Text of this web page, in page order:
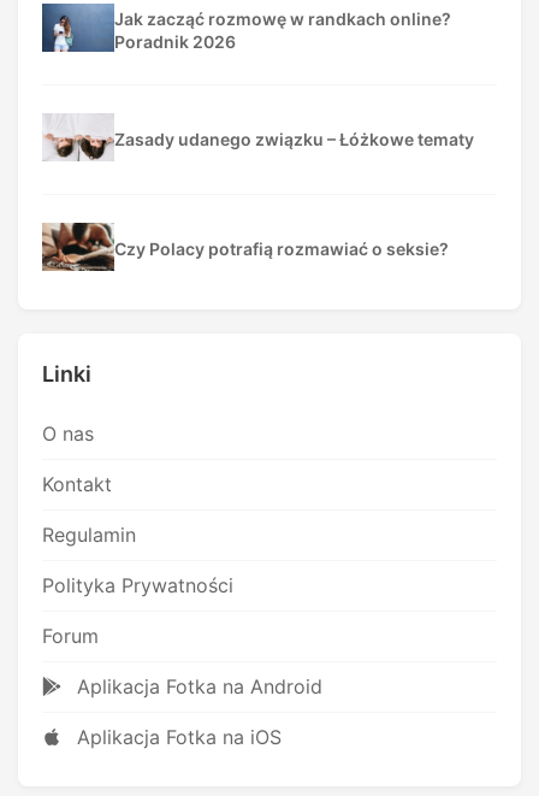
Jak zacząć rozmowę w randkach online?
Poradnik 2026
Zasady udanego związku – Łóżkowe tematy
Czy Polacy potrafią rozmawiać o seksie?
Linki
O nas
Kontakt
Regulamin
Polityka Prywatności
Forum
Aplikacja Fotka na Android
Aplikacja Fotka na iOS